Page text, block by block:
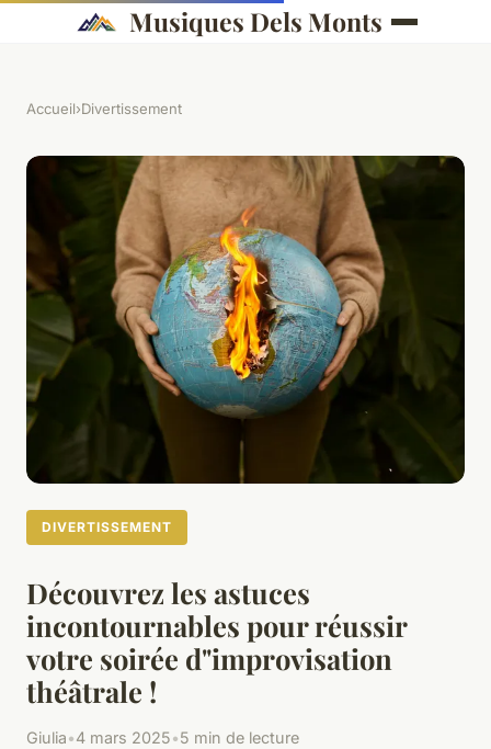
Musiques Dels Monts
Accueil›Divertissement
DIVERTISSEMENT
Découvrez les astuces
incontournables pour réussir
votre soirée d"improvisation
théâtrale !
Giulia•4 mars 2025•5 min de lecture